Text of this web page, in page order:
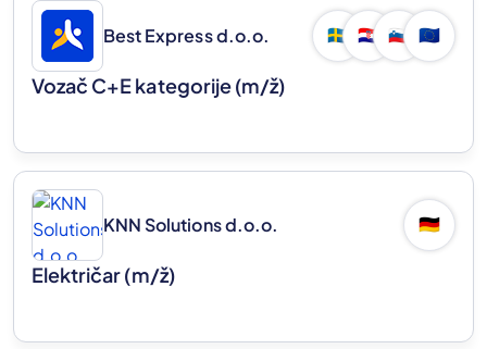
Best Express d.o.o. 🇸🇪 🇭🇷 🇸🇮 🇪🇺
Vozač C+E kategorije(m/ž)
KNN Solutions d.o.o. 🇩🇪
Električar(m/ž)